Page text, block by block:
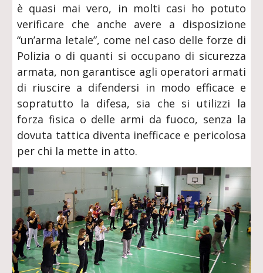
è quasi mai vero, in molti casi ho potuto
verificare che anche avere a disposizione
“un’arma letale”, come nel caso delle forze di
Polizia o di quanti si occupano di sicurezza
armata, non garantisce agli operatori armati
di riuscire a difendersi in modo efficace e
sopratutto la difesa, sia che si utilizzi la
forza fisica o delle armi da fuoco, senza la
dovuta tattica diventa inefficace e pericolosa
per chi la mette in atto.